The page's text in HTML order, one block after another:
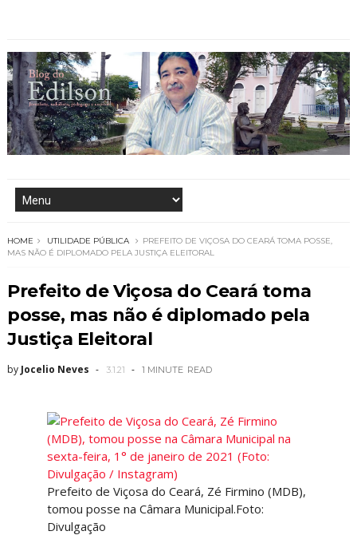
HOME UTILIDADE PÚBLICA
PREFEITO DE VIÇOSA DO CEARÁ TOMA POSSE,
MAS NÃO É DIPLOMADO PELA JUSTIÇA ELEITORAL
Prefeito de Viçosa do Ceará toma
posse, mas não é diplomado pela
Justiça Eleitoral
by Jocelio Neves 3.1.21 1 MINUTE READ
Prefeito de Viçosa do Ceará, Zé Firmino (MDB),
tomou posse na Câmara Municipal.Foto:
Divulgação